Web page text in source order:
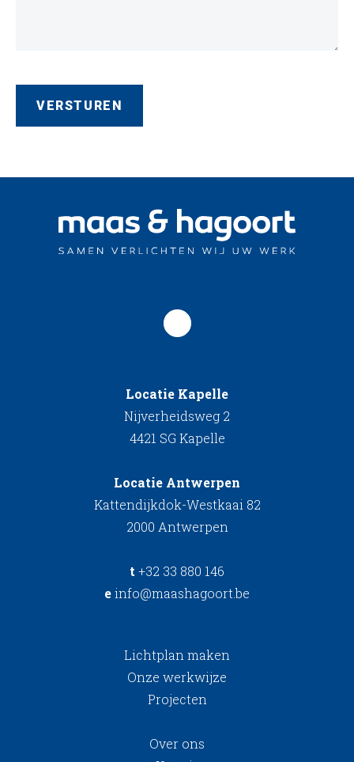
Locatie Kapelle
Nijverheidsweg 2
4421 SG Kapelle
Locatie Antwerpen
Kattendijkdok-Westkaai 82
2000 Antwerpen
t +32 33 880 146
einfo@maashagoort.be
Lichtplan maken
Onze werkwijze
Projecten
Over ons